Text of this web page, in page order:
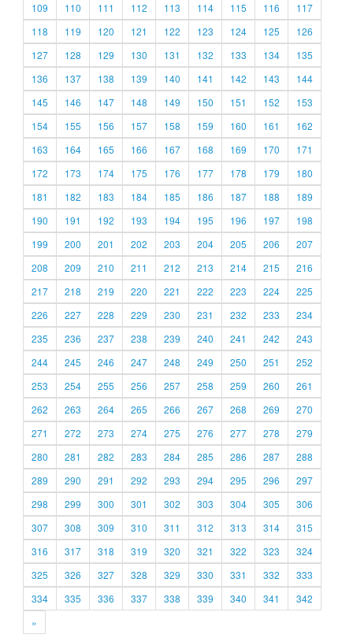
109
110 111 112 113 114 115 116
117
118
119 120 121 122 123 124 125
126
127
128 129 130 131 132 133 134
135
136
137 138 139 140 141 142 143
144
145
146 147 148 149 150 151 152
153
154
155 156 157 158 159 160 161
162
163
164 165 166 167 168 169 170
171
172
173 174 175 176 177 178 179
180
181
182 183 184 185 186 187 188
189
190
191 192 193 194 195 196 197
198
199
200 201 202 203 204 205 206
207
208
209 210 211 212 213 214 215
216
217
218 219 220 221 222 223 224
225
226
227 228 229 230 231 232 233
234
235
236 237 238 239 240 241 242
243
244
245 246 247 248 249 250 251
252
253
254 255 256 257 258 259 260
261
262
263 264 265 266 267 268 269
270
271
272 273 274 275 276 277 278
279
280
281 282 283 284 285 286 287
288
289
290 291 292 293 294 295 296
297
298
299 300 301 302 303 304 305
306
307
308 309 310 311 312 313 314
315
316
317 318 319 320 321 322 323
324
325
326 327 328 329 330 331 332
333
334
335 336 337 338 339 340 341
342
»